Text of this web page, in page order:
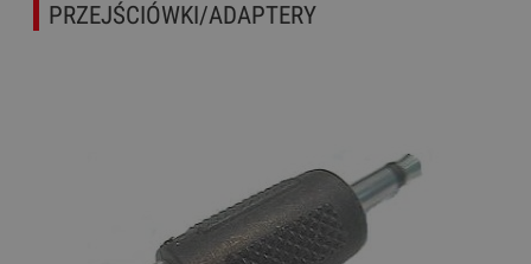
PRZEJŚCIÓWKI/ADAPTERY